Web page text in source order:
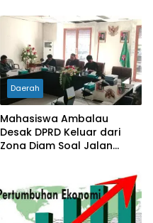
Daerah
Mahasiswa Ambalau
Desak DPRD Keluar dari
Zona Diam Soal Jalan